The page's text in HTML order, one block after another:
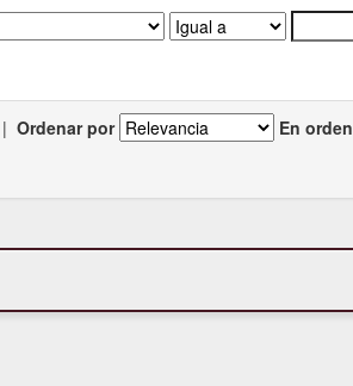
| Ordenar por En orden